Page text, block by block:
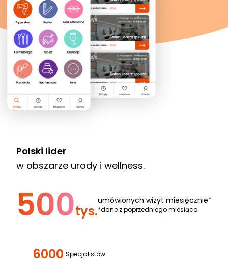
Polski lider
w obszarze urody i wellness.
500tys.
umówionych wizyt miesięcznie*
*dane z poprzedniego miesiąca
6000 Specjalistów